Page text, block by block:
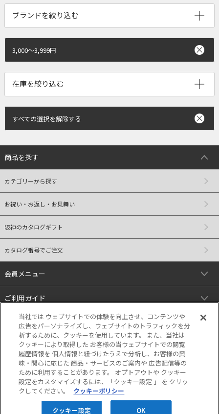
ブランドを絞り込む
3,000～3,999円
すべての選択を解除する
商品を探す
カテゴリーから探す
お祝い・お返し・お見舞い
阪神のカタログギフト
カタログ番号でご注文
会員メニュー
ご利用ガイド
リンク
当サイトの表示価格は個別に税込・税抜等の
記載がない場合は「税込価格」です。
Copyright © HANKYU HANSHIN DEPARTMENT STORES, INC. All Rights Reserved.
当社では ウェブサイトでの体験を向上させ、コンテンツや
広告をパーソナライズし、ウェブサイトのトラフィックを分
析するために、クッキーを使用しています。 また、当社は
クッキーにより取得した お客様の当ウェブサイトでの閲覧
履歴情報を 個人情報と紐づけたうえで分析し、お客様の興
味・関心に応じた 商品・サービスのご案内や 広告配信等の
ために利用することがあります。 オプトアウトや クッキー
設定をカスタマイズするには、「クッキー設定 」 を クリッ
クしてください。
クッキーポリシー
クッキー設定 OK